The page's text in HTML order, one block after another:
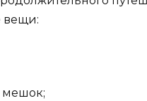
вещи:
мешок;